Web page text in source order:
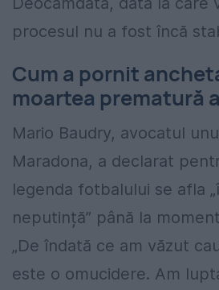
procesul nu a fost încă
Cum a pornit
moartea prematură
Mario Baudry, avocatul
Maradona, a declarat
legenda fotbalului se afla
neputință” până la
„De îndată ce am văzut
este o omucidere. Am